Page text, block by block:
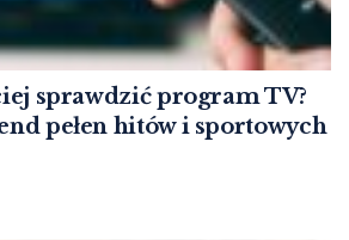
sprawdzić program TV?
pełen hitów i sportowych